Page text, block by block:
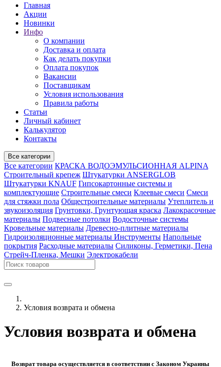
Главная
Акции
Новинки
Инфо
О компании
Доставка и оплата
Как делать покупки
Оплата покупок
Вакансии
Поставщикам
Условия использования
Правила работы
Статьи
Личный кабинет
Калькулятор
Контакты
Все категории
Все категории КРАСКА ВОДОЭМУЛЬСИОННАЯ ALPINA
Строительный крепеж Штукатурки ANSERGLOB
Штукатурки KNAUF Гипсокартонные системы и
комплектующие Строительные смеси Клеевые смеси Смеси
для стяжки пола Общестроительные материалы Утеплитель и
звукоизоляция Грунтовки, Грунтующая краска Лакокрасочные
материалы Подвесные потолки Водосточные системы
Кровельные материалы Древесно-плитные материалы
Гидроизоляционные материалы Инструменты Напольные
покрытия Расходные материалы Силиконы, Герметики, Пена
Стрейч-Пленка, Мешки Электрокабели
Условия возврата и обмена
Условия возврата и обмена
Возврат товара осуществляется в соответствии с Законом Украины